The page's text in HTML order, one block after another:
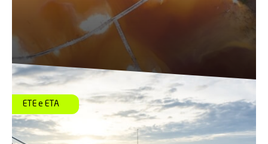
ETE e ETA